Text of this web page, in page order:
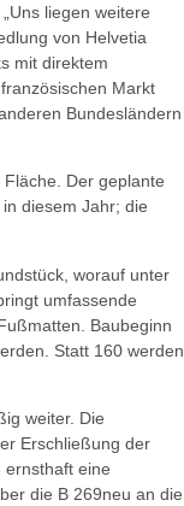
liegen weitere
von Helvetia
mit direktem
Markt
Bundesländern
Der geplante
diesem Jahr; die
worauf unter
umfassende
Baubeginn
Statt 160 werden
weiter. Die
Erschließung der
eine
die B 269neu an die